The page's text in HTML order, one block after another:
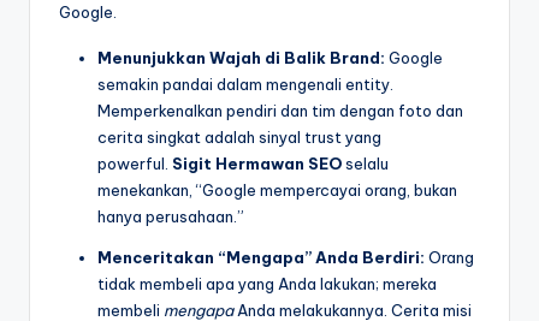
Google.
Menunjukkan Wajah di Balik Brand: Google
semakin pandai dalam mengenali entity.
Memperkenalkan pendiri dan tim dengan foto dan
cerita singkat adalah sinyal trust yang
powerful. Sigit Hermawan SEOselalu
menekankan, “Google mempercayai orang, bukan
hanya perusahaan.”
Menceritakan “Mengapa” Anda Berdiri: Orang
tidak membeli apa yang Anda lakukan; mereka
membeli mengapaAnda melakukannya. Cerita misi